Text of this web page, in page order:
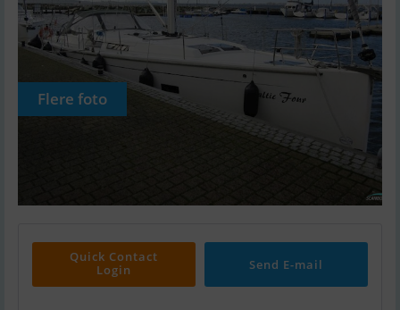
Flere foto
Quick Contact
Login
Send E-mail